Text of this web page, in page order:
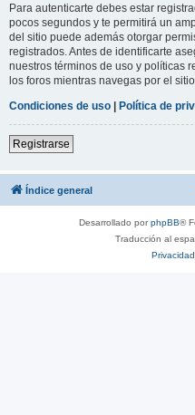
Para autenticarte debes estar
pocos segundos y te permitirá un
del sitio puede además otorgar
registrados. Antes de identificarte
nuestros términos de uso y políticas
los foros mientras navegas por el sitio.
Condiciones de uso | Política de
Registrarse
Índice general
Desarrollado porphpBB®
Traducción al
Privacidad